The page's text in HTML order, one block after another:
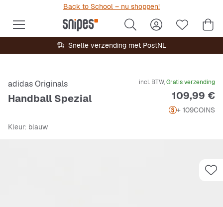
Back to School – nu shoppen!
Snelle verzending met PostNL
adidas Originals
Handball Spezial
incl. BTW,Gratis verzending
Prijs
109,99 €
+ 109COINS
Kleur: blauw